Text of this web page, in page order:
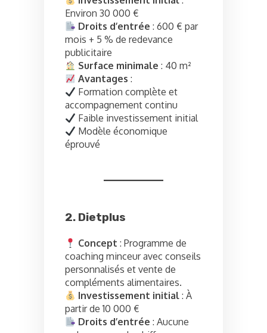
Environ 30 000 €
Droits d’entrée : 600 € par
mois + 5 % de redevance
publicitaire
Surface minimale : 40 m²
Avantages :
Formation complète et
accompagnement continu
Faible investissement initial
Modèle économique
éprouvé
2. Dietplus
Concept : Programme de
coaching minceur avec conseils
personnalisés et vente de
compléments alimentaires.
Investissement initial : À
partir de 10 000 €
Droits d’entrée : Aucune